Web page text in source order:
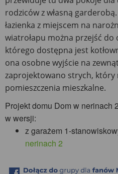
rodziców z własną
łazienka z miejscem na
wiatrołapu można przejść do
którego dostępna jest
ona osobne wyjście na
zaprojektowano strych, który
pomieszczenia mieszkalne.
Projekt domu Dom w nerinach
w wersji:
z garażem 1-
nerinach 2